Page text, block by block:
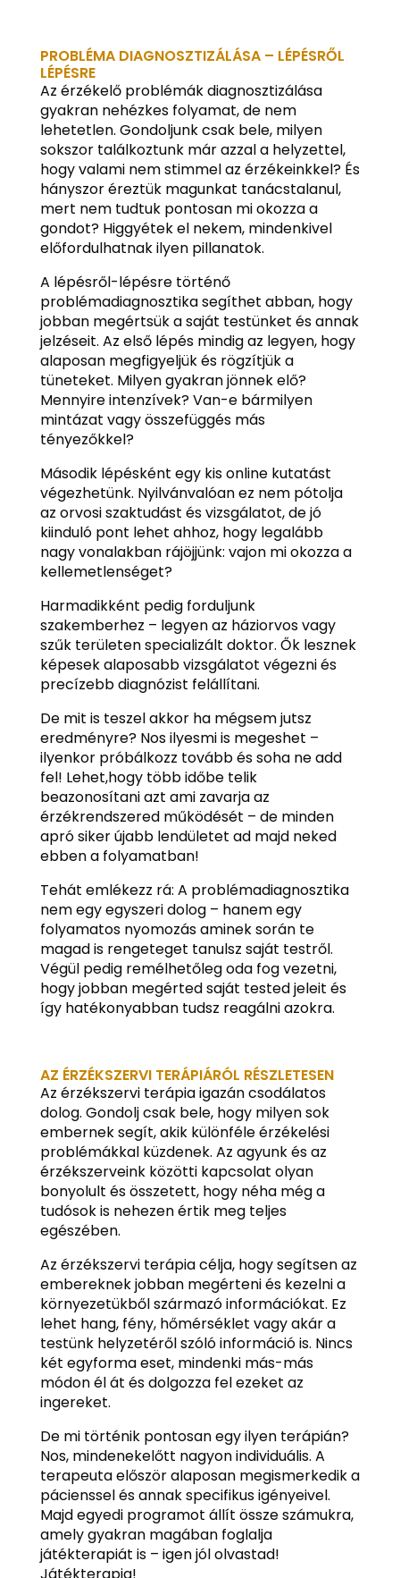
PROBLÉMA DIAGNOSZTIZÁLÁSA – LÉPÉSRŐL
LÉPÉSRE
Az érzékelő problémák diagnosztizálása
gyakran nehézkes folyamat, de nem
lehetetlen. Gondoljunk csak bele, milyen
sokszor találkoztunk már azzal a helyzettel,
hogy valami nem stimmel az érzékeinkkel? És
hányszor éreztük magunkat tanácstalanul,
mert nem tudtuk pontosan mi okozza a
gondot? Higgyétek el nekem, mindenkivel
előfordulhatnak ilyen pillanatok.
A lépésről-lépésre történő
problémadiagnosztika segíthet abban, hogy
jobban megértsük a saját testünket és annak
jelzéseit. Az első lépés mindig az legyen, hogy
alaposan megfigyeljük és rögzítjük a
tüneteket. Milyen gyakran jönnek elő?
Mennyire intenzívek? Van-e bármilyen
mintázat vagy összefüggés más
tényezőkkel?
Második lépésként egy kis online kutatást
végezhetünk. Nyilvánvalóan ez nem pótolja
az orvosi szaktudást és vizsgálatot, de jó
kiinduló pont lehet ahhoz, hogy legalább
nagy vonalakban rájöjjünk: vajon mi okozza a
kellemetlenséget?
Harmadikként pedig forduljunk
szakemberhez – legyen az háziorvos vagy
szűk területen specializált doktor. Ők lesznek
képesek alaposabb vizsgálatot végezni és
precízebb diagnózist felállítani.
De mit is teszel akkor ha mégsem jutsz
eredményre? Nos ilyesmi is megeshet –
ilyenkor próbálkozz tovább és soha ne add
fel! Lehet,hogy több időbe telik
beazonosítani azt ami zavarja az
érzékrendszered működését – de minden
apró siker újabb lendületet ad majd neked
ebben a folyamatban!
Tehát emlékezz rá: A problémadiagnosztika
nem egy egyszeri dolog – hanem egy
folyamatos nyomozás aminek során te
magad is rengeteget tanulsz saját testről.
Végül pedig remélhetőleg oda fog vezetni,
hogy jobban megérted saját tested jeleit és
így hatékonyabban tudsz reagálni azokra.
AZ ÉRZÉKSZERVI TERÁPIÁRÓL RÉSZLETESEN
Az érzékszervi terápia igazán csodálatos
dolog. Gondolj csak bele, hogy milyen sok
embernek segít, akik különféle érzékelési
problémákkal küzdenek. Az agyunk és az
érzékszerveink közötti kapcsolat olyan
bonyolult és összetett, hogy néha még a
tudósok is nehezen értik meg teljes
egészében.
Az érzékszervi terápia célja, hogy segítsen az
embereknek jobban megérteni és kezelni a
környezetükből származó információkat. Ez
lehet hang, fény, hőmérséklet vagy akár a
testünk helyzetéről szóló információ is. Nincs
két egyforma eset, mindenki más-más
módon él át és dolgozza fel ezeket az
ingereket.
De mi történik pontosan egy ilyen terápián?
Nos, mindenekelőtt nagyon individuális. A
terapeuta először alaposan megismerkedik a
pácienssel és annak specifikus igényeivel.
Majd egyedi programot állít össze számukra,
amely gyakran magában foglalja
játékterapiát is – igen jól olvastad!